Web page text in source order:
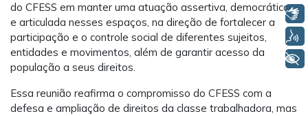
do CFESS em manter uma atuação assertiva, democrática
e articulada nesses espaços, na direção de fortalecer a
participação e o controle social de diferentes sujeitos,
entidades e movimentos, além de garantir acesso da
população a seus direitos.
Essa reunião reafirma o compromisso do CFESS com a
defesa e ampliação de direitos da classe trabalhadora, mas
Libras
Voz
+ Acessibilidade